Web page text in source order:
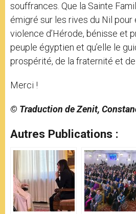
souffrances. Que la Sainte
émigré sur les rives du Nil pour
violence d’Hérode, bénisse et
peuple égyptien et qu’elle le
prospérité, de la fraternité et de
Merci !
© Traduction de Zenit,
Autres Publications :